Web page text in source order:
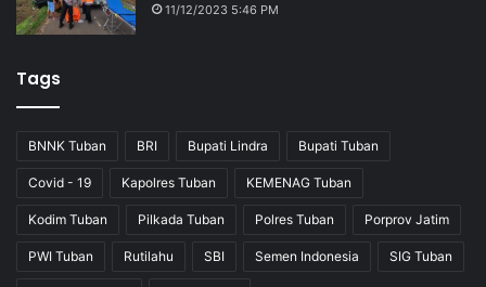
11/12/2023 5:46 PM
Tags
BNNK Tuban BRI Bupati Lindra Bupati Tuban
Covid - 19 Kapolres Tuban KEMENAG Tuban
Kodim Tuban Pilkada Tuban Polres Tuban Porprov Jatim
PWI Tuban Rutilahu SBI Semen Indonesia SIG Tuban